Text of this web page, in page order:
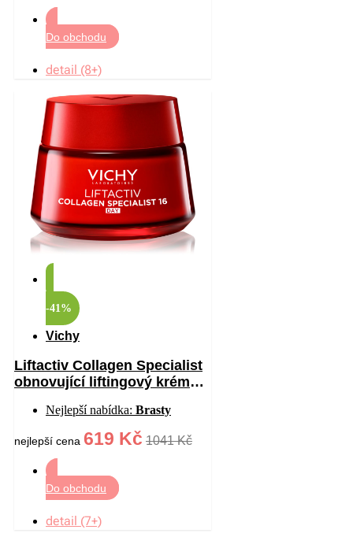
Do obchodu
detail (8+)
-41%
Vichy
Liftactiv Collagen Specialist
obnovující liftingový krém
Nejlepší nabídka: Brasty
nejlepší cena 619 Kč 1041 Kč
Do obchodu
detail (7+)